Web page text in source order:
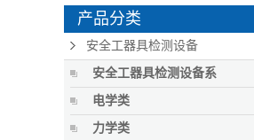
产品分类
安全工器具检测设备
安全工器具检测设备系
电学类
力学类